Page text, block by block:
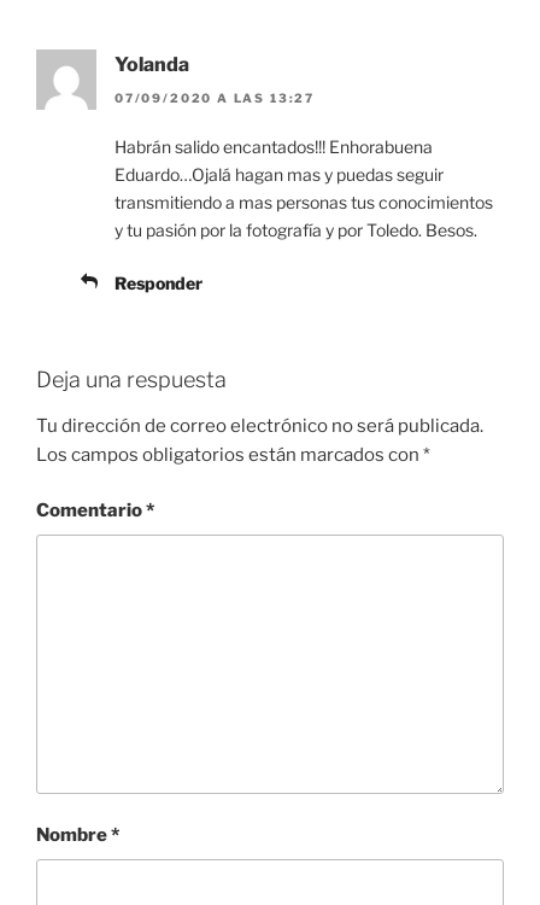
Yolanda
07/09/2020 A LAS 13:27
Habrán salido encantados!!! Enhorabuena
Eduardo…Ojalá hagan mas y puedas seguir
transmitiendo a mas personas tus conocimientos
y tu pasión por la fotografía y por Toledo. Besos.
Responder
Deja una respuesta
Tu dirección de correo electrónico no será publicada.
Los campos obligatorios están marcados con *
Comentario*
Nombre*